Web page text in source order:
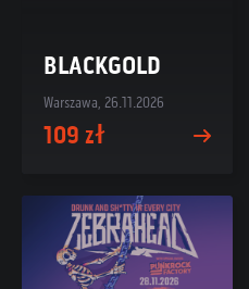
BLACKGOLD
Warszawa, 26.11.2026
109 zł